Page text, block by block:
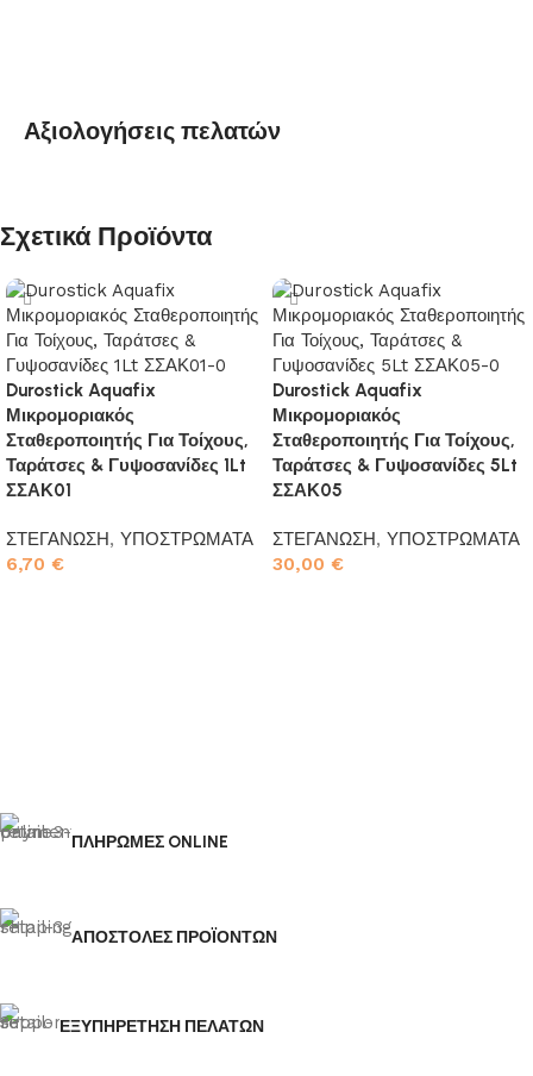
Αξιολογήσεις πελατών
Σχετικά Προϊόντα
Durostick Aquafix
Μικρομοριακός
Σταθεροποιητής Για Τοίχους,
Ταράτσες & Γυψοσανίδες 1Lt
ΣΣΑΚ01
ΣΤΕΓΑΝΩΣΗ, ΥΠΟΣΤΡΩΜΑΤΑ
6,70 €
Durostick Aquafix
Μικρομοριακός
Σταθεροποιητής Για Τοίχους,
Ταράτσες & Γυψοσανίδες 5Lt
ΣΣΑΚ05
ΣΤΕΓΑΝΩΣΗ, ΥΠΟΣΤΡΩΜΑΤΑ
30,00 €
ΠΛΗΡΩΜΕΣ ONLINE
ΑΠΟΣΤΟΛΕΣ ΠΡΟΪΟΝΤΩΝ
ΕΞΥΠΗΡΕΤΗΣΗ ΠΕΛΑΤΩΝ